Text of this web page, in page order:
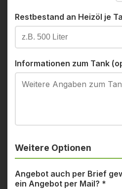
Restbestand an Heizöl je
Informationen zum Tank
Weitere Optionen
Angebot auch per Brief
ein Angebot per Mail? *